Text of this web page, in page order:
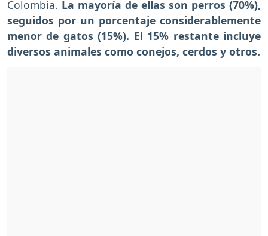
Colombia. La mayoría de ellas son perros (70%),
seguidos por un porcentaje considerablemente
menor de gatos (15%). El 15% restante incluye
diversos animales como conejos, cerdos y otros.